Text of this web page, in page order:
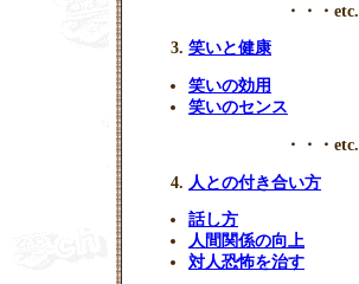
・・・etc.
笑いと健康
笑いの効用
笑いのセンス
・・・etc.
人との付き合い方
話し方
人間関係の向上
対人恐怖を治す